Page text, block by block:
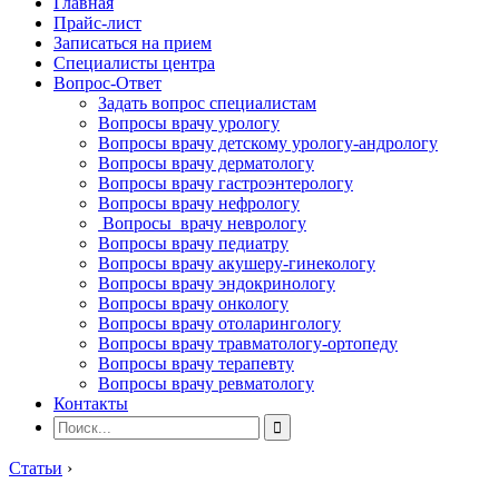
Прайс-лист
Записаться на прием
Специалисты центра
Вопрос-Ответ
Задать вопрос специалистам
Вопросы врачу урологу
Вопросы врачу детскому урологу-андрологу
Вопросы врачу дерматологу
Вопросы врачу гастроэнтерологу
Вопросы врачу нефрологу
Вопросы врачу неврологу
Вопросы врачу педиатру
Вопросы врачу акушеру-гинекологу
Вопросы врачу эндокринологу
Вопросы врачу онкологу
Вопросы врачу отоларингологу
Вопросы врачу травматологу-ортопеду
Вопросы врачу терапевту
Вопросы врачу ревматологу
Контакты
Статьи ›